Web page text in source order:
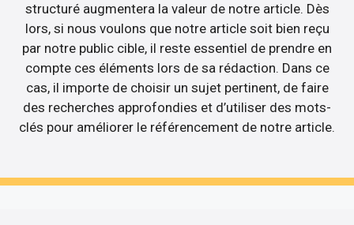
structuré augmentera la valeur de notre article. Dès
lors, si nous voulons que notre article soit bien reçu
par notre public cible, il reste essentiel de prendre en
compte ces éléments lors de sa rédaction. Dans ce
cas, il importe de choisir un sujet pertinent, de faire
des recherches approfondies et d’utiliser des mots-
clés pour améliorer le référencement de notre article.